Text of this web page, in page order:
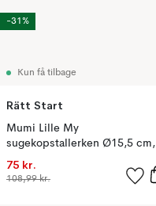
Kun få tilbage
Rätt Start
Mumi Lille My
sugekopstallerken Ø15,5 cm,
75 kr.
108,99 kr.
-31%